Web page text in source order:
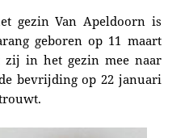
gezin Van Apeldoorn is
geboren op 11 maart
zij in het gezin mee naar
bevrijding op 22 januari